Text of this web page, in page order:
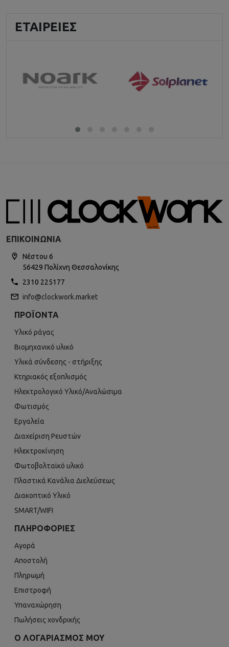
ΕΤΑΙΡΕΊΕΣ
ΕΠΙΚΟΙΝΩΝΊΑ
Νέστου 6
56429 Πολίχνη Θεσσαλονίκης
2310 225177
info@clockwork.market
ΠΡΟΪΌΝΤΑ
Υλικό ράγας
Βιομηχανικό υλικό
Υλικά σύνδεσης - στήριξης
Κτηριακός εξοπλισμός
Ηλεκτρολογικό Υλικό/Αναλώσιμα
Φωτισμός
Εργαλεία
Διαχείριση Ρευστών
Ηλεκτροκίνηση
Φωτοβολταϊκό υλικό
Πλαστικά Κανάλια Διελεύσεως
Διακοπτικό Υλικό
SMART/WIFI
ΠΛΗΡΟΦΟΡΊΕΣ
Αγορά
Αποστολή
Πληρωμή
Επιστροφή
Υπαναχώρηση
Πωλήσεις χονδρικής
Ο ΛΟΓΑΡΙΑΣΜΌΣ ΜΟΥ